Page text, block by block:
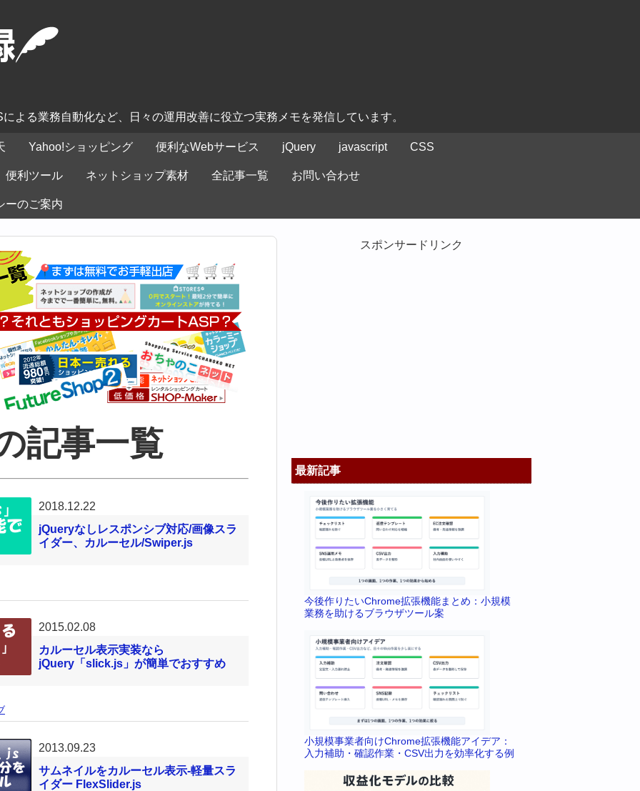
よる業務自動化など、日々の運用改善に役立つ実務メモを発信しています。
Yahoo!ショッピング 便利なWebサービス jQuery javascript CSS
便利ツール ネットショップ素材 全記事一覧 お問い合わせ
ーのご案内
記事一覧
2018.12.22
jQueryなしレスポンシブ対応/画像スラ
イダー、カルーセル/Swiper.js
2015.02.08
カルーセル表示実装なら
jQuery「slick.js」が簡単でおすすめ
2013.09.23
サムネイルをカルーセル表示-軽量スラ
イダー FlexSlider.js
スポンサードリンク
最新記事
今後作りたいChrome拡張機能まとめ：小規模
業務を助けるブラウザツール案
小規模事業者向けChrome拡張機能アイデア：
入力補助・確認作業・CSV出力を効率化する例